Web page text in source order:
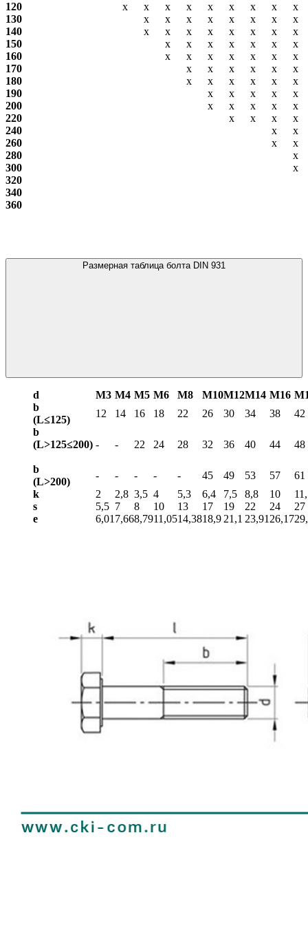
120
х х х х х х х х
х
130
х х х х х х х
х
140
х х х х х х х
х
150
х х х х х х
х
160
х х х х х х
х
170
х х х х х
х
180
х х х х х
х
190
х х х х
х
200
х х х х
х
220
х х х
х
240
х
х
260
х
х
280
х
300
х
320
340
360
Размерная таблица болта DIN 931
d М3 М4 М5 М6 М8 М10М12М14 М16
b
(L≤125)
12 14 16 18 22 26 30 34 38
42
b
(L>125≤200) - - 22 24 28 32 36 40 44 48
b
(L>200)
- - - - - 45 49 53 57
61
k
2 2,8 3,5 4 5,3 6,4 7,5 8,8 10
s
5,5 7 8 10 13 17 19 22 24
27
e
6,01 7,668,7911,0514,3818,9 21,1 23,91 26,17